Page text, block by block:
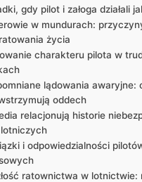
gdy​ pilot i załoga działali
w ⁢mundurach:
życia
charakteru ‌pilota w
lądowania ​awaryjne:‍
oddech
relacjonują historie
​i⁢ odpowiedzialności
ratownictwa w lotnictwie: